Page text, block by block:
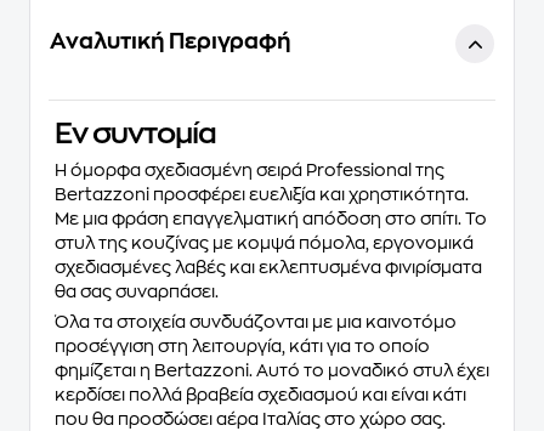
Αναλυτική Περιγραφή
Eν συντομία
Η όμορφα σχεδιασμένη σειρά Professional της
Bertazzoni προσφέρει ευελιξία και χρηστικότητα.
Με μια φράση επαγγελματική απόδοση στο σπίτι. Το
στυλ της κουζίνας με κομψά πόμολα, εργονομικά
σχεδιασμένες λαβές και εκλεπτυσμένα φινιρίσματα
θα σας συναρπάσει.
Όλα τα στοιχεία συνδυάζονται με μια καινοτόμο
προσέγγιση στη λειτουργία, κάτι για το οποίο
φημίζεται η Bertazzoni. Αυτό το μοναδικό στυλ έχει
κερδίσει πολλά βραβεία σχεδιασμού και είναι κάτι
που θα προσδώσει αέρα Ιταλίας στο χώρο σας.